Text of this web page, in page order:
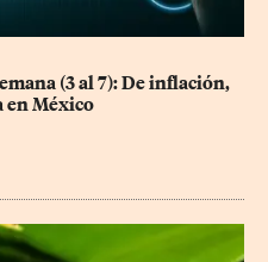
(3 al 7): De inflación,
en México